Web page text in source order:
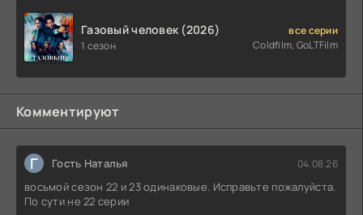
Газовый человек (2026)
1 сезон
все серии
Coldfilm, GoLTFilm
Комментируют
Г Гость Наталья 04.08.26
восьмой сезон 22 и 23 одинаковые. Исправьте пожалуйста.
По сути не 22 серии